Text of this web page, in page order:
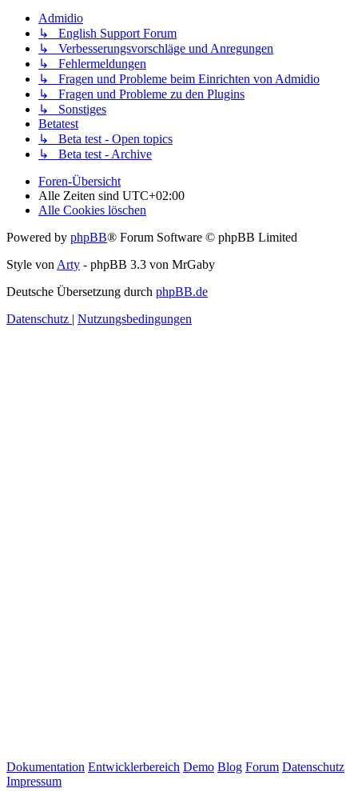
Admidio
↳ English Support Forum
↳ Verbesserungsvorschläge und Anregungen
↳ Fehlermeldungen
↳ Fragen und Probleme beim Einrichten von Admidio
↳ Fragen und Probleme zu den Plugins
↳ Sonstiges
Betatest
↳ Beta test - Open topics
↳ Beta test - Archive
Foren-Übersicht
Alle Zeiten sind UTC+02:00
Alle Cookies löschen
Powered by phpBB® Forum Software © phpBB Limited
Style vonArty - phpBB 3.3 von MrGaby
Deutsche Übersetzung durch phpBB.de
Datenschutz | Nutzungsbedingungen
Dokumentation Entwicklerbereich Demo Blog Forum Datenschutz
Impressum